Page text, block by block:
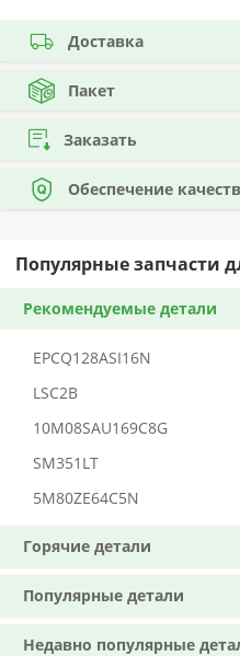
Доставка
Пакет
Заказать
Обеспечение
Популярные запчасти
Рекомендуемые детали
EPCQ128ASI16N
LSC2B
10M08SAU169C8G
SM351LT
5M80ZE64C5N
Горячие детали
Популярные детали
Недавно популярные